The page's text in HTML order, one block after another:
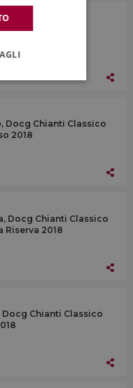
Docg Chianti Classico
2018
Docg Chianti Classico
Riserva 2018
Chianti Classico